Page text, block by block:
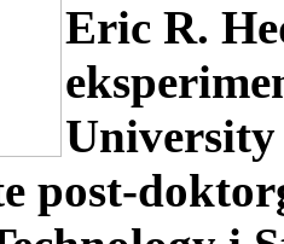
Eric R.
University
post-